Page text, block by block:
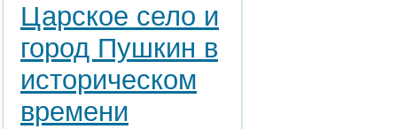
Царское село и
город Пушкин в
историческом
времени